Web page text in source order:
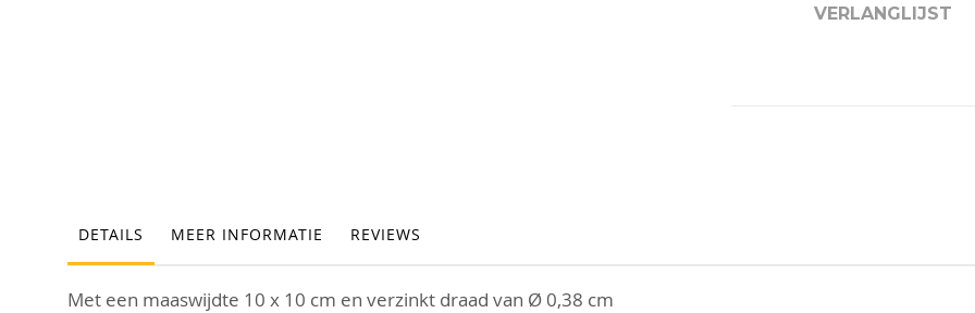
VERLANGLIJST
DETAILS MEER INFORMATIE REVIEWS
Met een maaswijdte 10 x 10 cm en verzinkt draad van Ø 0,38 cm